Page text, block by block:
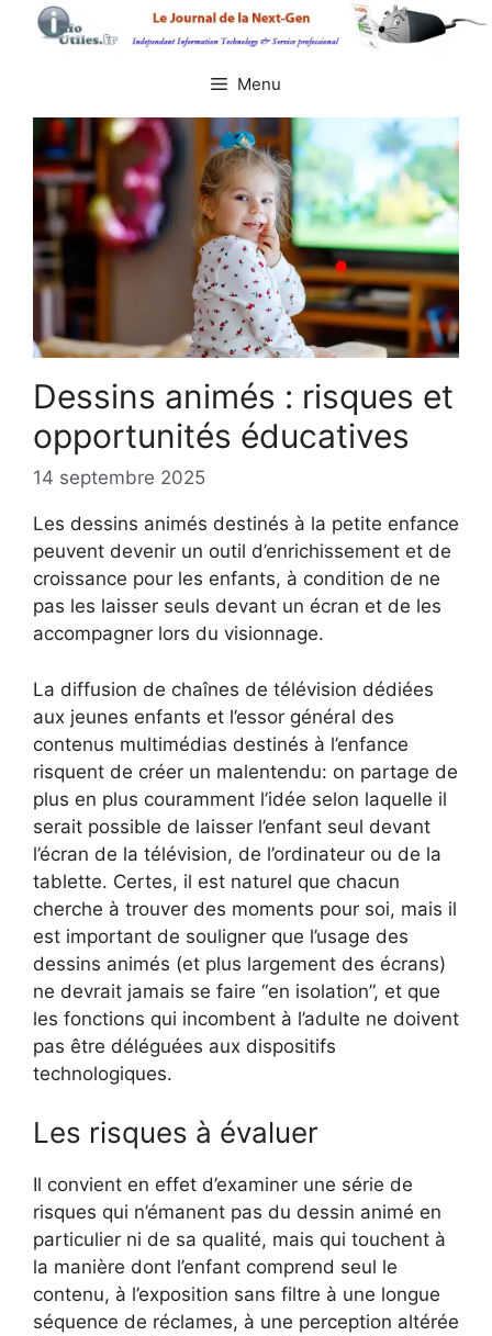
Aller
Menu
Dessins animés : risques et
opportunités éducatives
14 septembre 2025
Les dessins animés destinés à la petite enfance
peuvent devenir un outil d’enrichissement et de
croissance pour les enfants, à condition de ne
pas les laisser seuls devant un écran et de les
accompagner lors du visionnage.
La diffusion de chaînes de télévision dédiées
aux jeunes enfants et l’essor général des
contenus multimédias destinés à l’enfance
risquent de créer un malentendu: on partage de
plus en plus couramment l’idée selon laquelle il
serait possible de laisser l’enfant seul devant
l’écran de la télévision, de l’ordinateur ou de la
tablette. Certes, il est naturel que chacun
cherche à trouver des moments pour soi, mais il
est important de souligner que l’usage des
dessins animés (et plus largement des écrans)
ne devrait jamais se faire “en isolation”, et que
les fonctions qui incombent à l’adulte ne doivent
pas être déléguées aux dispositifs
technologiques.
Les risques à évaluer
Il convient en effet d’examiner une série de
risques qui n’émanent pas du dessin animé en
particulier ni de sa qualité, mais qui touchent à
la manière dont l’enfant comprend seul le
contenu, à l’exposition sans filtre à une longue
séquence de réclames, à une perception altérée